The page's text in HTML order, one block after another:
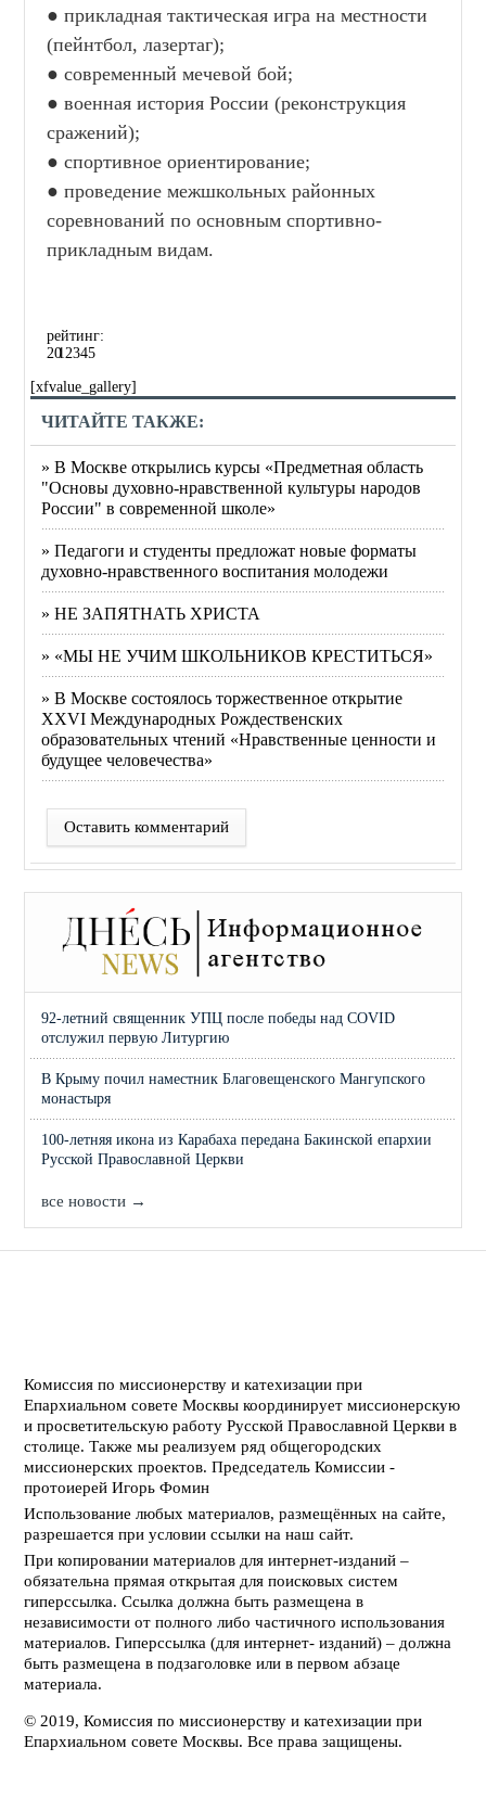
● прикладная тактическая игра на местности
(пейнтбол, лазертаг);
● современный мечевой бой;
● военная история России (реконструкция
сражений);
● спортивное ориентирование;
● проведение межшкольных районных
соревнований по основным спортивно-
прикладным видам.
рейтинг:
2012345
[xfvalue_gallery]
ЧИТАЙТЕ ТАКЖЕ:
» В Москве открылись курсы «Предметная область
"Основы духовно-нравственной культуры народов
России" в современной школе»
» Педагоги и студенты предложат новые форматы
духовно-нравственного воспитания молодежи
» НЕ ЗАПЯТНАТЬ ХРИСТА
» «МЫ НЕ УЧИМ ШКОЛЬНИКОВ КРЕСТИТЬСЯ»
» В Москве состоялось торжественное открытие
XXVI Международных Рождественских
образовательных чтений «Нравственные ценности и
будущее человечества»
Оставить комментарий
92-летний священник УПЦ после победы над COVID
отслужил первую Литургию
В Крыму почил наместник Благовещенского Мангупского
монастыря
100-летняя икона из Карабаха передана Бакинской епархии
Русской Православной Церкви
все новости →
Комиссия по миссионерству и катехизации при
Епархиальном совете Москвы координирует миссионерскую
и просветительскую работу Русской Православной Церкви в
столице. Также мы реализуем ряд общегородских
миссионерских проектов. Председатель Комиссии -
протоиерей Игорь Фомин
Использование любых материалов, размещённых на сайте,
разрешается при условии ссылки на наш сайт.
При копировании материалов для интернет-изданий –
обязательна прямая открытая для поисковых систем
гиперссылка. Ссылка должна быть размещена в
независимости от полного либо частичного использования
материалов. Гиперссылка (для интернет- изданий) – должна
быть размещена в подзаголовке или в первом абзаце
материала.
© 2019, Комиссия по миссионерству и катехизации при
Епархиальном совете Москвы. Все права защищены.